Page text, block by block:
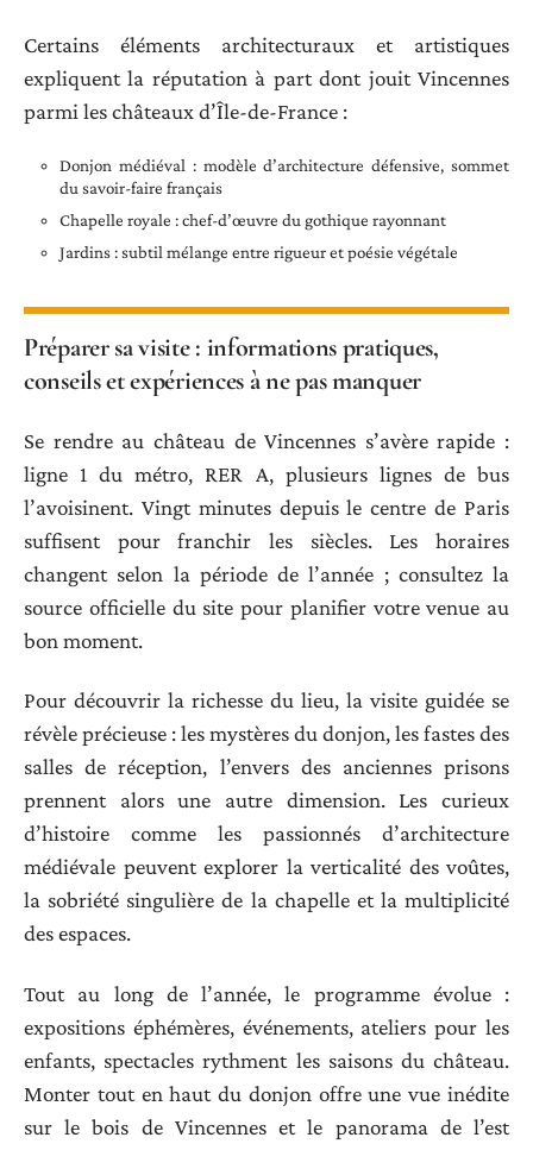
Certains éléments architecturaux et artistiques
expliquent la réputation à part dont jouit Vincennes
parmi les châteaux d’Île-de-France :
Donjon médiéval : modèle d’architecture défensive, sommet
du savoir-faire français
Chapelle royale : chef-d’œuvre du gothique rayonnant
Jardins : subtil mélange entre rigueur et poésie végétale
Préparer sa visite : informations pratiques,
conseils et expériences à ne pas manquer
Se rendre au château de Vincennes s’avère rapide :
ligne 1 du métro, RER A, plusieurs lignes de bus
l’avoisinent. Vingt minutes depuis le centre de Paris
suffisent pour franchir les siècles. Les horaires
changent selon la période de l’année ; consultez la
source officielle du site pour planifier votre venue au
bon moment.
Pour découvrir la richesse du lieu, la visite guidée se
révèle précieuse : les mystères du donjon, les fastes des
salles de réception, l’envers des anciennes prisons
prennent alors une autre dimension. Les curieux
d’histoire comme les passionnés d’architecture
médiévale peuvent explorer la verticalité des voûtes,
la sobriété singulière de la chapelle et la multiplicité
des espaces.
Tout au long de l’année, le programme évolue :
expositions éphémères, événements, ateliers pour les
enfants, spectacles rythment les saisons du château.
Monter tout en haut du donjon offre une vue inédite
sur le bois de Vincennes et le panorama de l’est